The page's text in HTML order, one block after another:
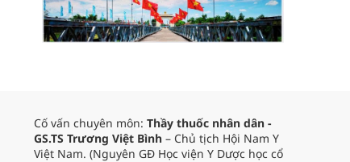
Cố vấn chuyên môn: Thầy thuốc nhân dân -
GS.TS Trương Việt Bình – Chủ tịch Hội Nam Y
Việt Nam. (Nguyên GĐ Học viện Y Dược học cổ